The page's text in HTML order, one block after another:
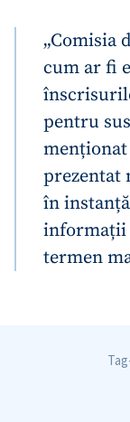
„Comisia
cum ar fi
pentru
menționat
prezentat
în
informații
termen